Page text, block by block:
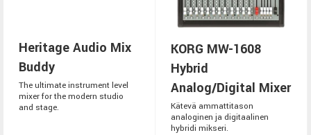
Heritage Audio Mix
Buddy
The ultimate instrument level
mixer for the modern studio
and stage.
KORG MW-1608
Hybrid
Analog/Digital Mixer
Kätevä ammattitason
analoginen ja digitaalinen
hybridi mikseri.